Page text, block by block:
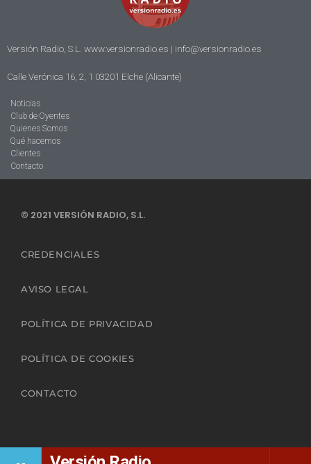
Versión Radio, S.L. www.versionradio.es | info@versionradio.es
Calle Verónica 16, 2, 1 03201 Elche (Alicante)
Noticias
Club de Oyentes
Quienes Somos
Qué hacemos
Clientes
Contacto
© 2021 VERSIÓN RADIO, S.L.
CREDENCIALES
AVISO LEGAL
POLÍTICA DE PRIVACIDAD
POLÍTICA DE COOKIES
CONTACTO